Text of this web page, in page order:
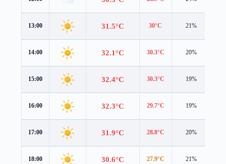
13:00 31.5°C 30°C 21%
14:00 32.1°C 30.3°C 20%
15:00 32.4°C 30.3°C 19%
16:00 32.3°C 29.7°C 19%
17:00 31.9°C 28.8°C 20%
18:00 30.6°C 27.9°C 21%